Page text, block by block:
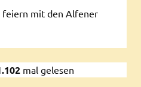
feiern mit den Alfener
mal gelesen